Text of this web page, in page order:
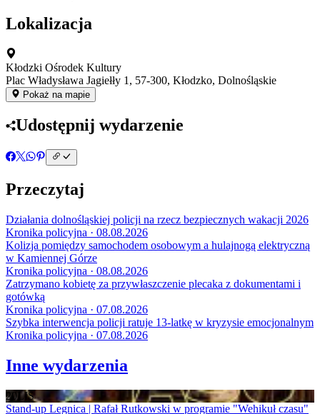
Lokalizacja
Kłodzki Ośrodek Kultury
Plac Władysława Jagiełły 1, 57-300, Kłodzko, Dolnośląskie
Pokaż na mapie
Udostępnij wydarzenie
Przeczytaj
Działania dolnośląskiej policji na rzecz bezpiecznych wakacji 2026
Kronika policyjna · 08.08.2026
Kolizja pomiędzy samochodem osobowym a hulajnogą elektryczną
w Kamiennej Górze
Kronika policyjna · 08.08.2026
Zatrzymano kobietę za przywłaszczenie plecaka z dokumentami i
gotówką
Kronika policyjna · 07.08.2026
Szybka interwencja policji ratuje 13-latkę w kryzysie emocjonalnym
Kronika policyjna · 07.08.2026
Inne wydarzenia
20 LIS
Stand-up Legnica | Rafał Rutkowski w programie "Wehikuł czasu"